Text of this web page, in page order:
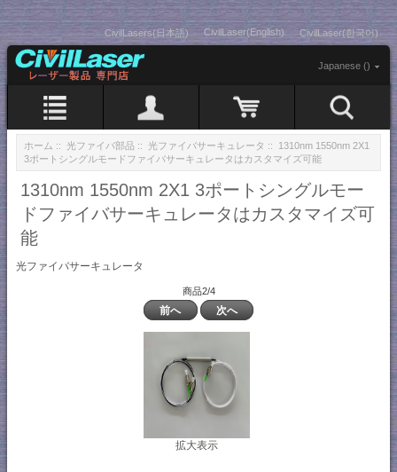
CivilLasers(日本語) CivilLaser(English) CivilLaser(한국어)
Japanese ()
ホーム :: 光ファイバ部品 :: 光ファイバサーキュレータ :: 1310nm 1550nm 2X1
3ポートシングルモードファイバサーキュレータはカスタマイズ可能
1310nm 1550nm 2X1 3ポートシングルモー
ドファイバサーキュレータはカスタマイズ可
能
光ファイバサーキュレータ
商品2/4
前へ 次へ
拡大表示